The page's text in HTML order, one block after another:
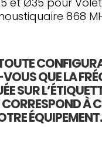
868
QUE LA
SUR
À
ÉQUIPEMENT.